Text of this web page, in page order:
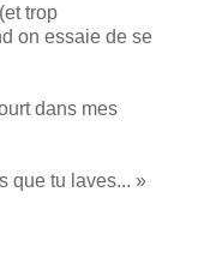
trop
on essaie de se
dans mes
que tu laves... »